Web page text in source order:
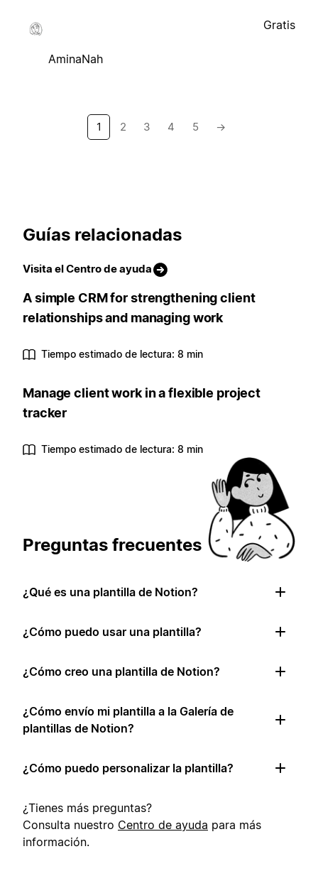
AminaNah
Gratis
1 2 3 4 5 →
Guías relacionadas
Visita el Centro de ayuda
A simple CRM for strengthening client
relationships and managing work
Tiempo estimado de lectura: 8 min
Manage client work in a flexible project
tracker
Tiempo estimado de lectura: 8 min
Preguntas frecuentes
¿Qué es una plantilla de Notion?
¿Cómo puedo usar una plantilla?
¿Cómo creo una plantilla de Notion?
¿Cómo envío mi plantilla a la Galería de
plantillas de Notion?
¿Cómo puedo personalizar la plantilla?
¿Tienes más preguntas?
Consulta nuestro Centro de ayuda para más
información.